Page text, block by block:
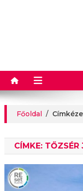
Főoldal /
CÍMKE: TŐZSÉR